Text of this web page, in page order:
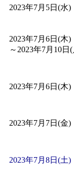
間：
「赤
付
「赤
付期
レ
2023年7月5日(水)
2023年7月6日(木)
～ 2023年7月10日
2023年7月6日(木)
2023年7月7日(金)
2023年7月8日(土)